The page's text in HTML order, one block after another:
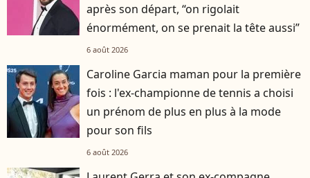
après son départ, “on rigolait
énormément, on se prenait la tête aussi”
6 août 2026
Caroline Garcia maman pour la première
fois : l'ex-championne de tennis a choisi
un prénom de plus en plus à la mode
pour son fils
6 août 2026